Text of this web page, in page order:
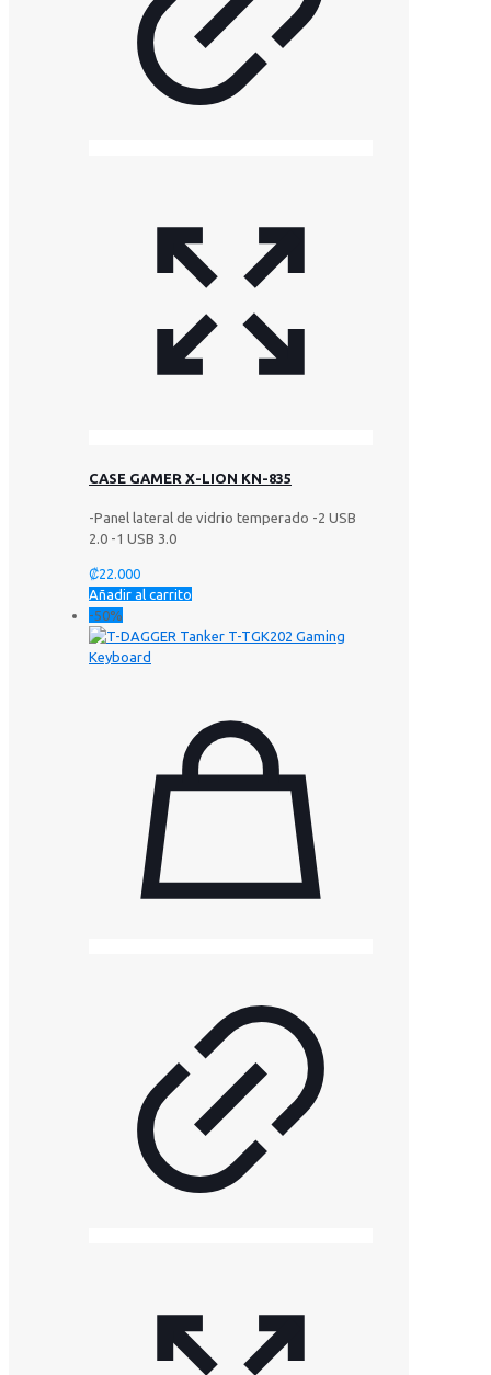
CASE GAMER X-LION KN-835
-Panel lateral de vidrio temperado -2 USB
2.0 -1 USB 3.0
₡22.000
Añadir al carrito
-50%